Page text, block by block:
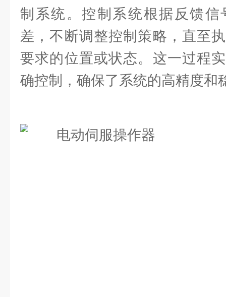
制系统。控制系统根据反馈信
差，不断调整控制策略，直至
要求的位置或状态。这一过程
确控制，确保了系统的高精度和